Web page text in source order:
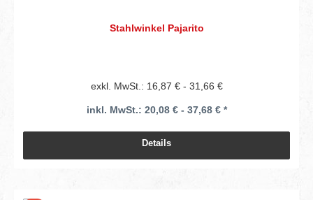
Stahlwinkel Pajarito
exkl. MwSt.: 16,87 € - 31,66 €
inkl. MwSt.: 20,08 € - 37,68 € *
Details